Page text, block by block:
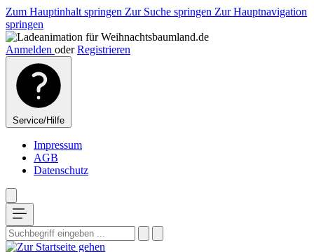
Zum Hauptinhalt springen Zur Suche springen Zur Hauptnavigation
springen
Anmelden oder Registrieren
Service/Hilfe
Impressum
AGB
Datenschutz